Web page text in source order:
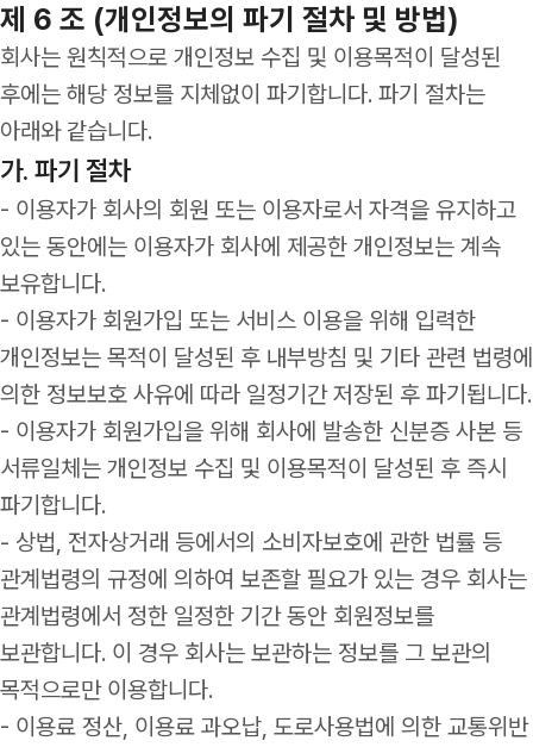
제 6 조 (개인정보의 파기 절차 및 방법)
회사는 원칙적으로 개인정보 수집 및 이용목적이 달성된
후에는 해당 정보를 지체없이 파기합니다. 파기 절차는
아래와 같습니다.
가. 파기 절차
- 이용자가 회사의 회원 또는 이용자로서 자격을 유지하고
있는 동안에는 이용자가 회사에 제공한 개인정보는 계속
보유합니다.
- 이용자가 회원가입 또는 서비스 이용을 위해 입력한
개인정보는 목적이 달성된 후 내부방침 및 기타 관련 법령에
의한 정보보호 사유에 따라 일정기간 저장된 후 파기됩니다.
- 이용자가 회원가입을 위해 회사에 발송한 신분증 사본 등
서류일체는 개인정보 수집 및 이용목적이 달성된 후 즉시
파기합니다.
- 상법, 전자상거래 등에서의 소비자보호에 관한 법률 등
관계법령의 규정에 의하여 보존할 필요가 있는 경우 회사는
관계법령에서 정한 일정한 기간 동안 회원정보를
보관합니다. 이 경우 회사는 보관하는 정보를 그 보관의
목적으로만 이용합니다.
- 이용료 정산, 이용료 과오납, 도로사용법에 의한 교통위반